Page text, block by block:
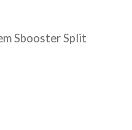
Sbooster Split